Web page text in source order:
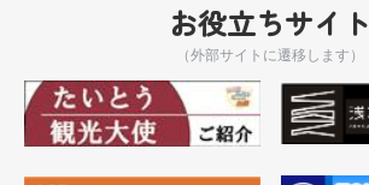
お役立ちサイト
（外部サイトに遷移します）